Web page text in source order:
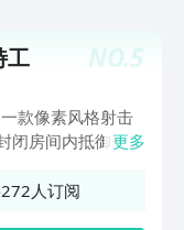
NO.5
工
款像素风格射击
闭房间内抵御一大
阱、屏障，消灭
更多
人订阅